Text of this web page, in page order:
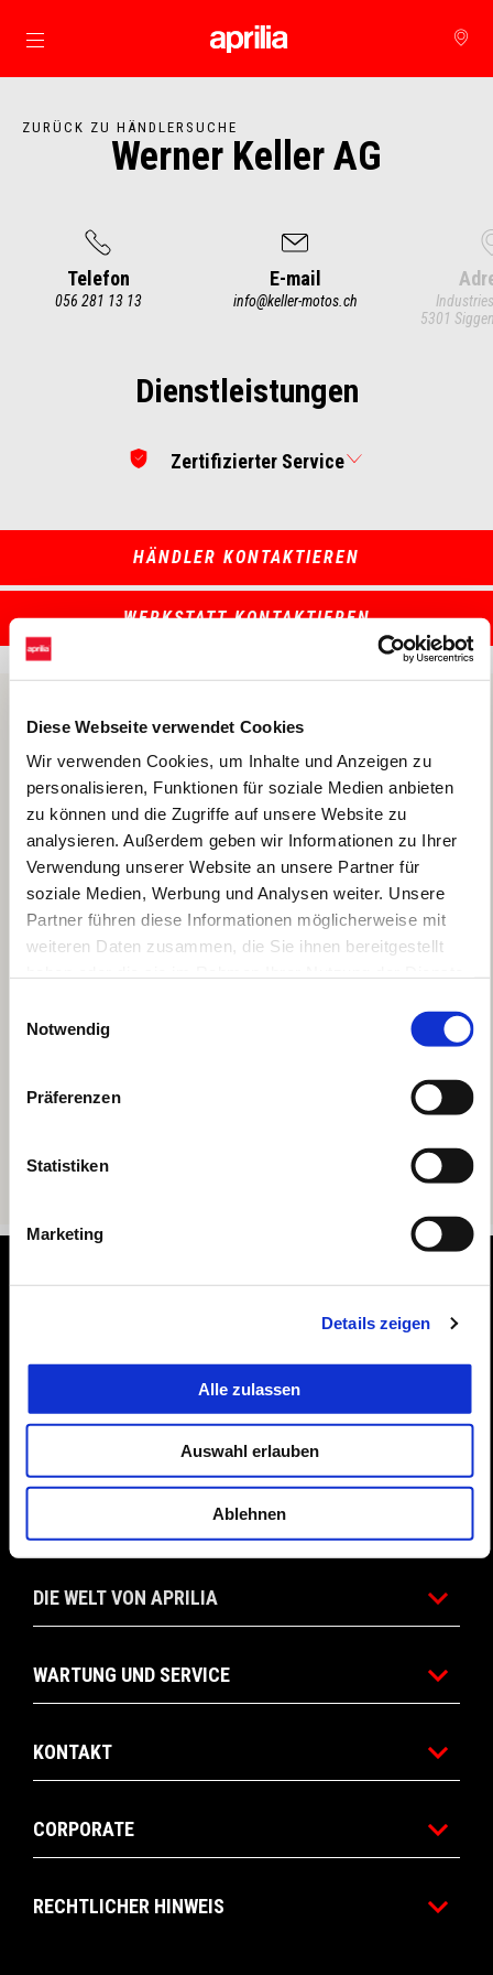
Diese Webseite verwendet Cookies
Wir verwenden Cookies, um Inhalte und Anzeigen zu
personalisieren, Funktionen für soziale Medien anbieten
zu können und die Zugriffe auf unsere Website zu
analysieren. Außerdem geben wir Informationen zu Ihrer
Verwendung unserer Website an unsere Partner für
soziale Medien, Werbung und Analysen weiter. Unsere
Partner führen diese Informationen möglicherweise mit
weiteren Daten zusammen, die Sie ihnen bereitgestellt
Notwendig
Präferenzen
Statistiken
Marketing
Details zeigen
Alle zulassen
Auswahl erlauben
Ablehnen
Skip to content
ZURÜCK ZU HÄNDLERSUCHE
Werner Keller AG
Telefon
056 281 13 13
E-mail
info@keller-motos.ch
5301
Dienstleistungen
Zertifizierter Service
HÄNDLER KONTAKTIEREN
WERKSTATT KONTAKTIEREN
MODELLE
BEKLEIDUNG & ZUBEHÖR
DIE WELT VON APRILIA
WARTUNG UND SERVICE
KONTAKT
CORPORATE
RECHTLICHER HINWEIS